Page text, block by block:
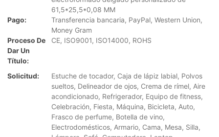
61,5*25,5*0,08 MM
Pago:
Transferencia bancaria, PayPal, Western Union,
Money Gram
Proceso De
Dar Un
Título:
CE, ISO9001, ISO14000, ROHS
Solicitud:
Estuche de tocador, Caja de lápiz labial, Polvos
sueltos, Delineador de ojos, Crema de rímel, Aire
acondicionado, Refrigerador, Equipo de fitness,
Celebración, Fiesta, Máquina, Bicicleta, Auto,
Frasco de perfume, Botella de vino,
Electrodomésticos, Armario, Cama, Mesa, Silla,